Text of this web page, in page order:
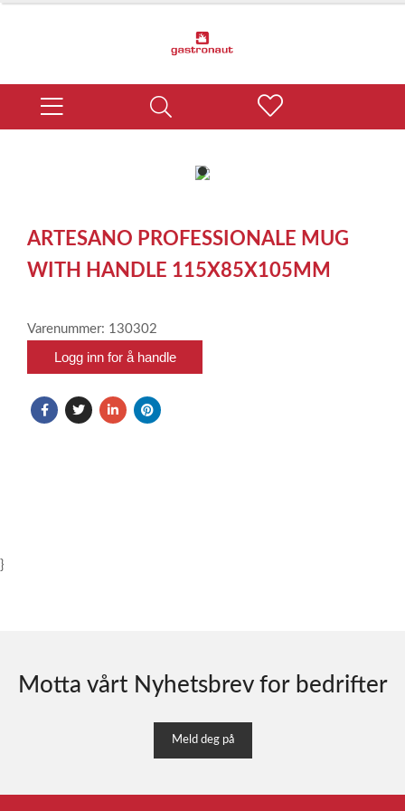
item
of
1
ARTESANO PROFESSIONALE MUG
WITH HANDLE 115X85X105MM
Varenummer: 130302
Logg inn for å handle
}
Motta vårt Nyhetsbrev for bedrifter
Meld deg på